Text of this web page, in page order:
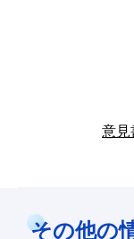
意見
その他の